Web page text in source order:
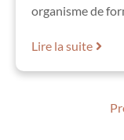
organisme de
Lire la suite